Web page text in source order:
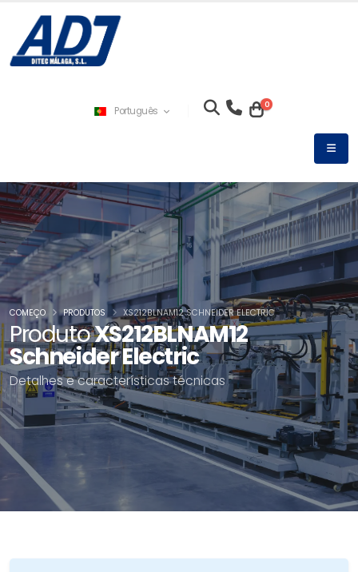
Português 0
ProdutoXS212BLNAM12
Schneider Electric
Detalhes e características técnicas
COMEÇO PRODUTOS XS212BLNAM12 SCHNEIDER ELECTRIC